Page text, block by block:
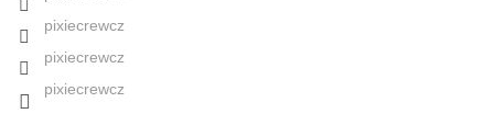
pixiecrewcz
pixiecrewcz
pixiecrewcz